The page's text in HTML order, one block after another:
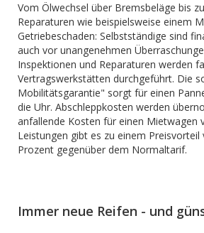
Vom Ölwechsel über Bremsbeläge bis
Reparaturen wie beispielsweise einem
Getriebeschaden: Selbstständige sind
auch vor unangenehmen
Inspektionen und Reparaturen werden
Vertragswerkstätten durchgeführt. Die
Mobilitätsgarantie" sorgt für einen
die Uhr. Abschleppkosten werden
anfallende Kosten für einen Mietwagen
Leistungen gibt es zu einem Preisvorteil
Prozent gegenüber dem Normaltarif.
Immer neue Reifen - und